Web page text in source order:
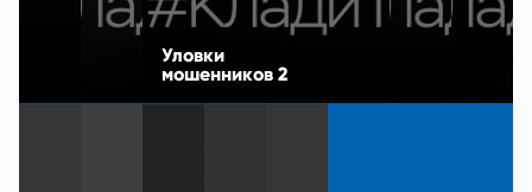
Уловки
мошенников 2